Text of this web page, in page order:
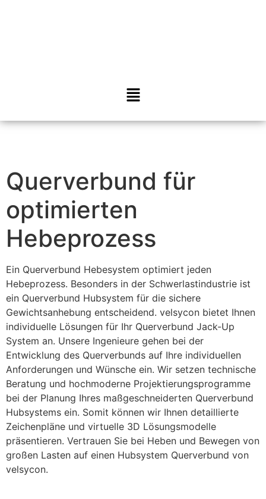
Querverbund für
optimierten
Hebeprozess
Ein Querverbund Hebesystem optimiert jeden
Hebeprozess. Besonders in der Schwerlastindustrie ist
ein Querverbund Hubsystem für die sichere
Gewichtsanhebung entscheidend. velsycon bietet Ihnen
individuelle Lösungen für Ihr Querverbund Jack-Up
System an. Unsere Ingenieure gehen bei der
Entwicklung des Querverbunds auf Ihre individuellen
Anforderungen und Wünsche ein. Wir setzen technische
Beratung und hochmoderne Projektierungsprogramme
bei der Planung Ihres maßgeschneiderten Querverbund
Hubsystems ein. Somit können wir Ihnen detaillierte
Zeichenpläne und virtuelle 3D Lösungsmodelle
präsentieren. Vertrauen Sie bei Heben und Bewegen von
großen Lasten auf einen Hubsystem Querverbund von
velsycon.